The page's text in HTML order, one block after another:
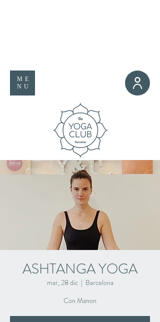
ME
NU
ASHTANGA YOGA
mar, 28 dic
  |
Barcelona
Con Manon